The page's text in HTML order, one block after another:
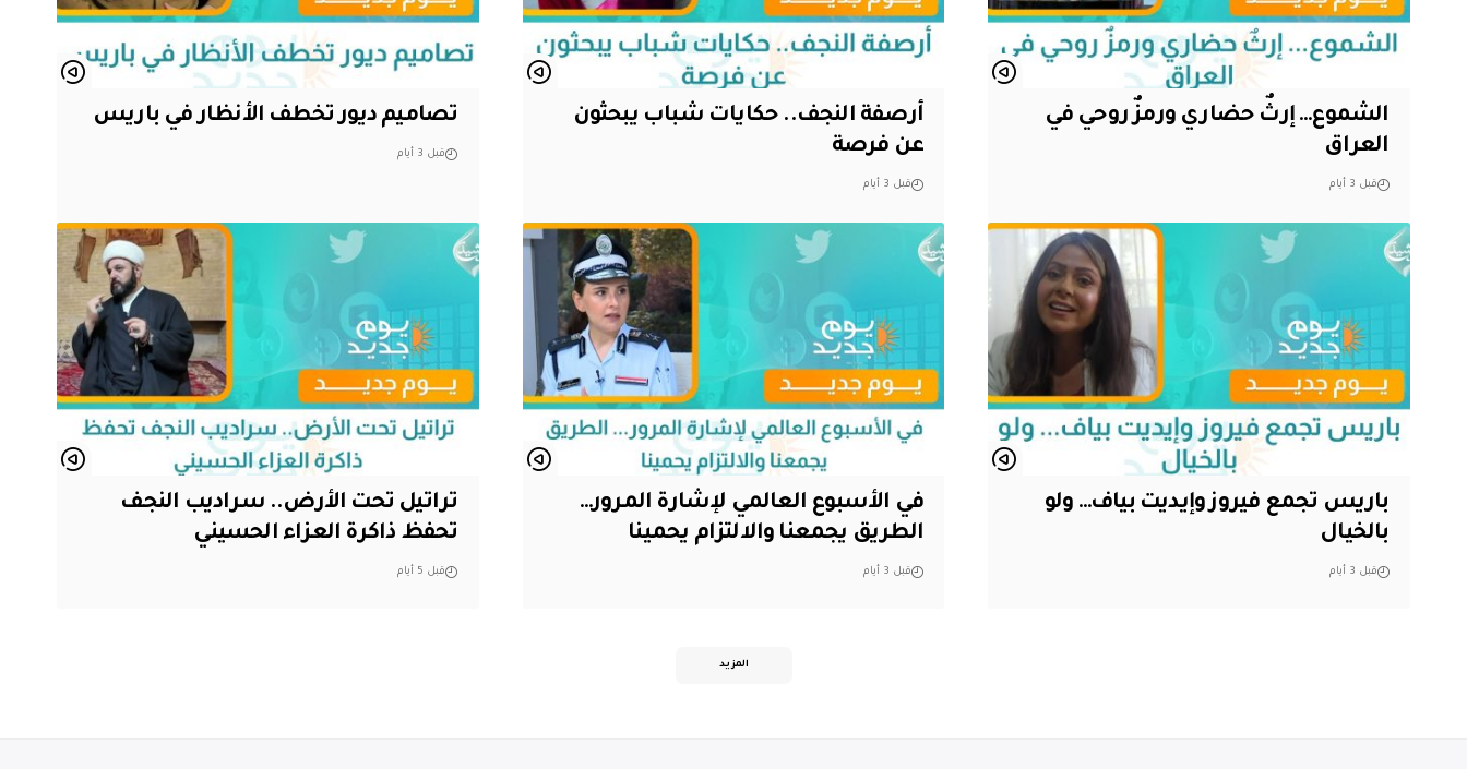
الشموع… إرثٌ حضاري ورمزٌ روحي في
العراق
قبل 3 أيام
أرصفة النجف.. حكايات شباب يبحثون
عن فرصة
قبل 3 أيام
تصاميم ديور تخطف الأنظار في باريس
قبل 3 أيام
باريس تجمع فيروز وإيديت بياف… ولو
بالخيال
قبل 3 أيام
في الأسبوع العالمي لإشارة المرور…
الطريق يجمعنا والالتزام يحمينا
قبل 3 أيام
تراتيل تحت الأرض.. سراديب النجف
تحفظ ذاكرة العزاء الحسيني
قبل 5 أيام
المزيد